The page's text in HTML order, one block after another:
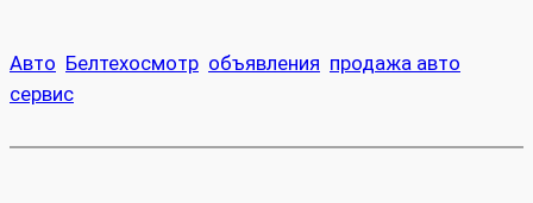
Авто Белтехосмотр объявления продажа авто
сервис